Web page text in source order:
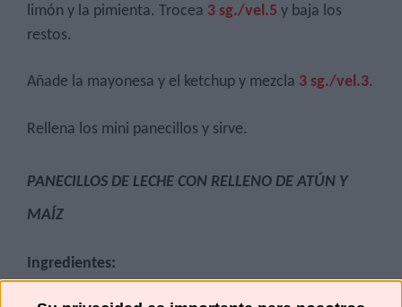
limón y la pimienta. Trocea 3 sg./vel.5 y baja los
restos.
Añade la mayonesa y el ketchup y mezcla 3 sg./vel.3.
Rellena los mini panecillos y sirve.
PANECILLOS DE LECHE CON RELLENO DE ATÚN Y
MAÍZ
Ingredientes: